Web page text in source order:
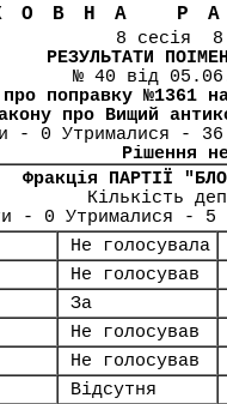
8 сесія 8
РЕЗУЛЬТАТИ
№ 40 від
про поправку №1361
про Вищий
- 0 Утрималися -
Рішення
Фракція ПАРТІЇ
Кількість
- 0 Утрималися - 5
Не голосувала
Не голосував
За
Не голосував
Не голосував
Відсутня